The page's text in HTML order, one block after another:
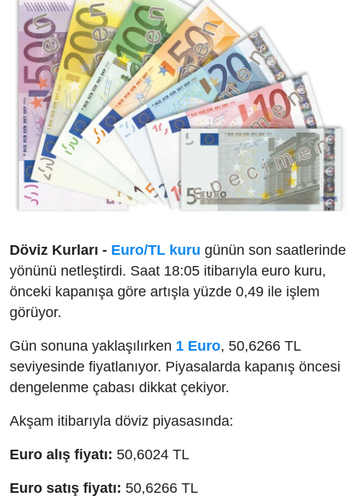
Döviz Kurları - Euro/TL kuru günün son saatlerinde
yönünü netleştirdi. Saat 18:05 itibarıyla euro kuru,
önceki kapanışa göre artışla yüzde 0,49 ile işlem
görüyor.
Gün sonuna yaklaşılırken 1 Euro, 50,6266 TL
seviyesinde fiyatlanıyor. Piyasalarda kapanış öncesi
dengelenme çabası dikkat çekiyor.
Akşam itibarıyla döviz piyasasında:
Euro alış fiyatı: 50,6024 TL
Euro satış fiyatı: 50,6266 TL